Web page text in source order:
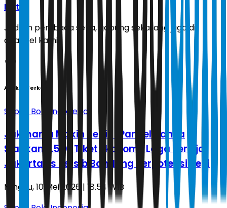
Ikuti
Jadilah pembaca setia, gabung sekarang juga di
channel kami!
Artikel Terkait
Sepak Bola Indonesia
Jakmania Makin Sedih! Panpel Hanya
Siapkan 7.500 Tiket Ekonomi, Laga Persija
Jakarta vs Persib Bandung Berpotensi Sepi
Minggu, 10 Mei 2026 | 18.54 WIB